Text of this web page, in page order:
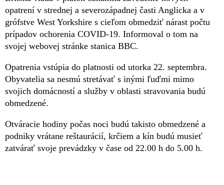
opatrení v strednej a severozápadnej časti Anglicka a v
grófstve West Yorkshire s cieľom obmedziť nárast počtu
prípadov ochorenia COVID-19. Informoval o tom na
svojej webovej stránke stanica BBC.
Opatrenia vstúpia do platnosti od utorka 22. septembra.
Obyvatelia sa nesmú stretávať s inými ľuďmi mimo
svojich domácností a služby v oblasti stravovania budú
obmedzené.
Otváracie hodiny počas noci budú takisto obmedzené a
podniky vrátane reštaurácií, krčiem a kín budú musieť
zatvárať svoje prevádzky v čase od 22.00 h do 5.00 h.